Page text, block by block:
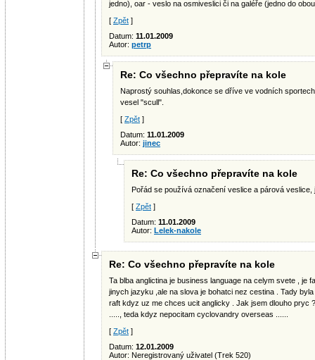
jedno), oar - veslo na osmiveslici či na galéře (jedno do
[ Zpět ]
Datum: 11.01.2009
Autor: petrp
Re: Co všechno přepravíte na kole
Naprostý souhlas,dokonce se dříve ve vodních
vesel "scull".
[ Zpět ]
Datum: 11.01.2009
Autor: jinec
Re: Co všechno přepravíte na kole
Pořád se používá označení veslice a párová
[ Zpět ]
Datum: 11.01.2009
Autor: Lelek-nakole
Re: Co všechno přepravíte na kole
Ta blba anglictina je business language na celym svete , je
jinych jazyku ,ale na slova je bohatci nez cestina . Tady
raft kdyz uz me chces ucit anglicky . Jak jsem dlouho pryc
....., teda kdyz nepocitam cyclovandry overseas ......
[ Zpět ]
Datum: 12.01.2009
Autor: Neregistrovaný uživatel (Trek 520)